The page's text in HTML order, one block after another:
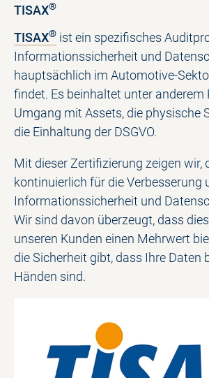
TISAX®
TISAX® ist ein spezifisches
Informationssicherheit und
hauptsächlich im Automotive-
findet. Es beinhaltet unter anderem
Umgang mit Assets, die physische
die Einhaltung der DSGVO.
Mit dieser Zertifizierung zeigen wir,
kontinuierlich für die Verbesserung
Informationssicherheit und
Wir sind davon überzeugt, dass
unseren Kunden einen Mehrwert
die Sicherheit gibt, dass Ihre Daten
Händen sind.